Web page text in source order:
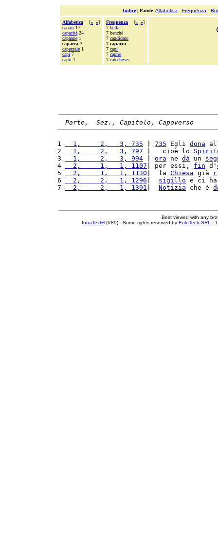
Indice| Parole: Alfabetica - Frequenza -
Alfabetica [« »]
capaci 17
capacità 24
capanne 1
caparra 7
capezzale 1
capi 7
capii 1
Frequenza [« »]
7 bella
7 benché
7 candidato
7 caparra
7 capi
7 capire
7 catecheses
Parte,  Sez., Capitolo, Capoverso
1
  1,     2,   3, 735
735 Egli dona
2
  1,     2,   3, 797
|   cioè lo
3
  1,     2,   3, 994
ora ne dà un
4
  2,     1,   1, 1107
| per essi, fin d'
5
  2,     1,   1, 1130
|  la Chiesa già
6
  2,     2,   1, 1296
sigillo e ci
7
  2,     2,   1, 1391
Notizia che è
Best viewed with any
IntraText®(V89) - Some rights reserved by EuloTech SRL -